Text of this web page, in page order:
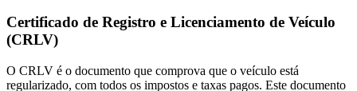
Certificado de Registro e Licenciamento de Veículo
(CRLV)
O CRLV é o documento que comprova que o veículo está
regularizado, com todos os impostos e taxas pagos. Este documento